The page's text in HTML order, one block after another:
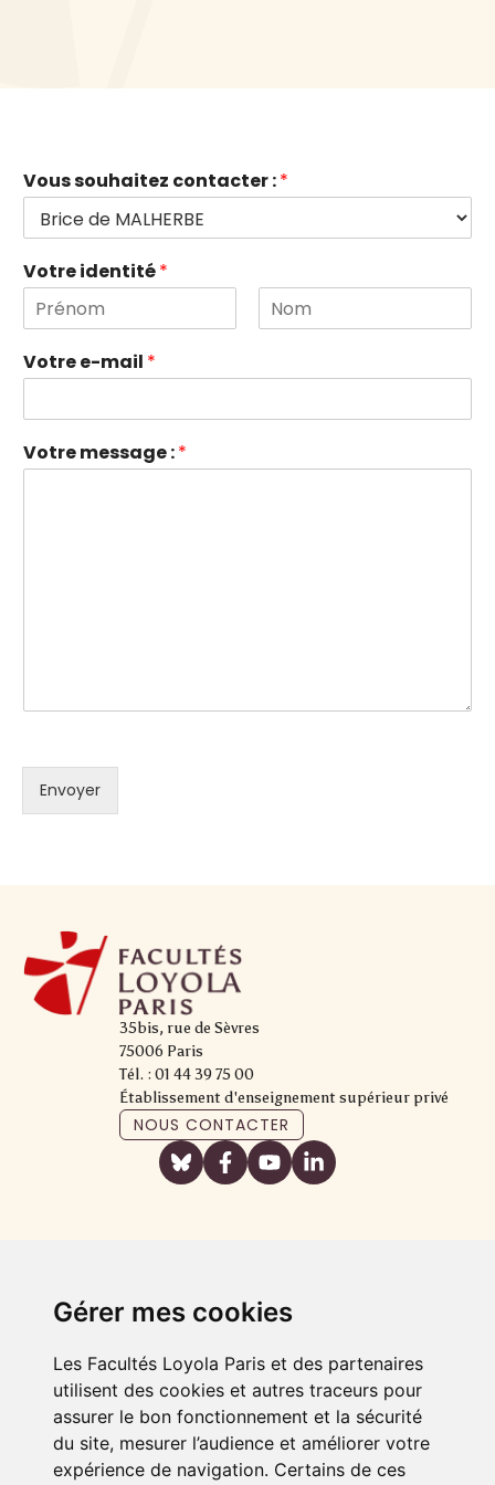
Gérer mes cookies
Les Facultés Loyola Paris et des partenaires
utilisent des cookies et autres traceurs pour
assurer le bon fonctionnement et la sécurité
du site, mesurer l’audience et améliorer votre
expérience de navigation. Certains de ces
Vous souhaitez contacter :*
Votre identité*
P
r
é
m
N
Votre e-mail *
Votre message :*
Envoyer
35bis, rue de Sèvres
75006 Paris
Tél. : 01 44 39 75 00
Établissement d'enseignement supérieur privé
NOUS CONTACTER